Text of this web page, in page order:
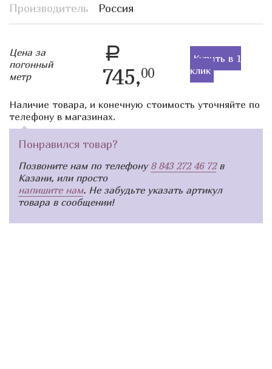
Производитель Россия
Цена за
погонный
метр
a
745,00
Купить в 1
клик
Наличие товара, и конечную стоимость уточняйте по
телефону в магазинах.
Понравился товар?
Позвоните нам по телефону 8 843 272 46 72в
Казани, или просто
напишите нам. Не забудьте указать артикул
товара в сообщении!